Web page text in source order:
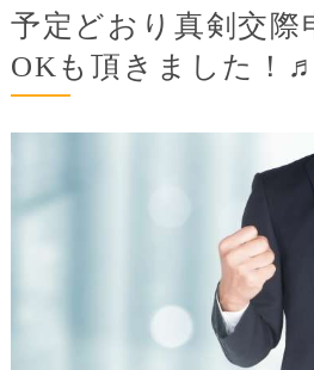
予定どおり真剣交際
OKも頂きました！♬